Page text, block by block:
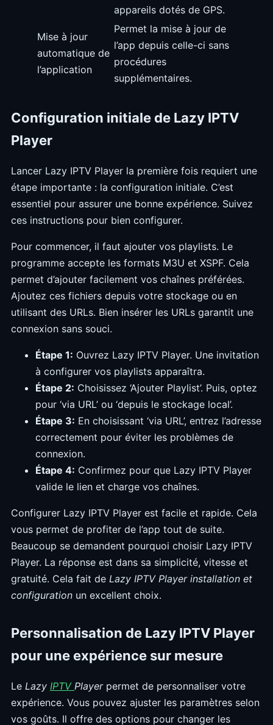
appareils dotés de GPS.
Mise à jour
automatique de
l’application
Permet la mise à jour de
l’app depuis celle-ci sans
procédures
supplémentaires.
Configuration initiale de Lazy IPTV
Player
Lancer Lazy IPTV Player la première fois requiert une
étape importante : la configuration initiale. C’est
essentiel pour assurer une bonne expérience. Suivez
ces instructions pour bien configurer.
Pour commencer, il faut ajouter vos playlists. Le
programme accepte les formats M3U et XSPF. Cela
permet d’ajouter facilement vos chaînes préférées.
Ajoutez ces fichiers depuis votre stockage ou en
utilisant des URLs. Bien insérer les URLs garantit une
connexion sans souci.
Étape 1: Ouvrez Lazy IPTV Player. Une invitation
à configurer vos playlists apparaîtra.
Étape 2: Choisissez ‘Ajouter Playlist’. Puis, optez
pour ‘via URL’ ou ‘depuis le stockage local’.
Étape 3: En choisissant ‘via URL’, entrez l’adresse
correctement pour éviter les problèmes de
connexion.
Étape 4: Confirmez pour que Lazy IPTV Player
valide le lien et charge vos chaînes.
Configurer Lazy IPTV Player est facile et rapide. Cela
vous permet de profiter de l’app tout de suite.
Beaucoup se demandent pourquoi choisir Lazy IPTV
Player. La réponse est dans sa simplicité, vitesse et
gratuité. Cela fait de Lazy IPTV Player installation et
configuration un excellent choix.
Personnalisation de Lazy IPTV Player
pour une expérience sur mesure
Le Lazy IPTV Playerpermet de personnaliser votre
expérience. Vous pouvez ajuster les paramètres selon
vos goûts. Il offre des options pour changer les